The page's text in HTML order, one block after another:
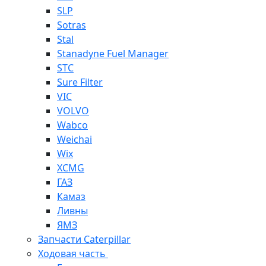
SLP
Sotras
Stal
Stanadyne Fuel Manager
STC
Sure Filter
VIC
VOLVO
Wabco
Weichai
Wix
XCMG
ГАЗ
Камаз
Ливны
ЯМЗ
Запчасти Caterpillar
Ходовая часть